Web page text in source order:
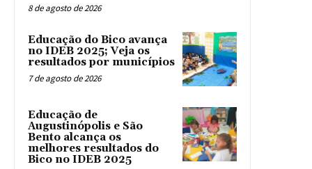
8 de agosto de 2026
Educação do Bico avança
no IDEB 2025; Veja os
resultados por municípios
7 de agosto de 2026
Educação de
Augustinópolis e São
Bento alcança os
melhores resultados do
Bico no IDEB 2025